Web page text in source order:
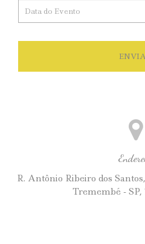
R. Antônio Ribeiro dos
Tremembé - SP,